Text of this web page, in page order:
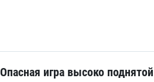
Опасная игра высоко поднятой